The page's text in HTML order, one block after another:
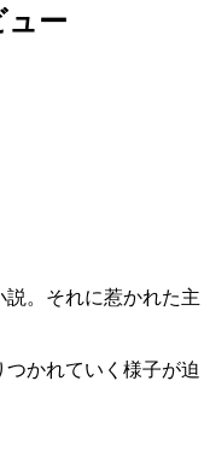
ュー
。それに惹かれた主
かれていく様子が迫